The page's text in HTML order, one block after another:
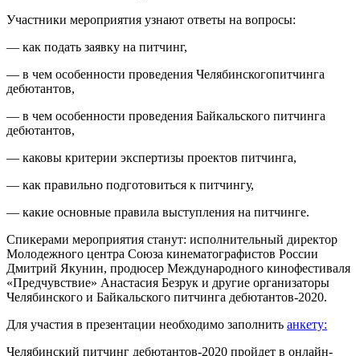
Участники мероприятия узнают ответы на вопросы:
— как подать заявку на питчинг,
— в чем особенности проведения Челябинскогопитчинга
дебютантов,
— в чем особенности проведения Байкальского питчинга
дебютантов,
— каковы критерии экспертизы проектов питчинга,
— как правильно подготовиться к питчингу,
— какие основные правила выступления на питчинге.
Спикерами мероприятия станут: исполнительный директор
Молодежного центра Союза кинематографистов России
Дмитрий Якунин, продюсер Международного кинофестиваля
«Предчувствие» Анастасия Безрук и другие организаторы
Челябинского и Байкальского питчинга дебютантов-2020.
Для участия в презентации необходимо заполнить анкету:
Челябинский питчинг дебютантов-2020 пройдет в онлайн-